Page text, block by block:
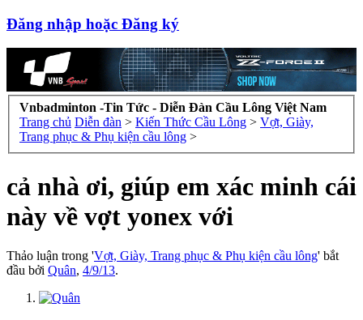
Đăng nhập hoặc Đăng ký
Vnbadminton -Tin Tức - Diễn Đàn Cầu Lông Việt Nam
Trang chủ Diễn đàn > Kiến Thức Cầu Lông > Vợt, Giày,
Trang phục & Phụ kiện cầu lông >
cả nhà ơi, giúp em xác minh cái
này về vợt yonex với
Thảo luận trong 'Vợt, Giày, Trang phục & Phụ kiện cầu lông' bắt
đầu bởi Quân, 4/9/13.